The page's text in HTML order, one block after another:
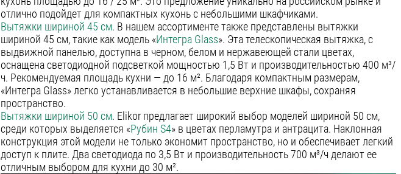
отлично подойдет для компактных кухонь с небольшими шкафчиками.
Вытяжки шириной 45 см. В нашем ассортименте также представлены вытяжки
шириной 45 см, такие как модель «Интегра Glass». Эта телескопическая вытяжка, с
выдвижной панелью, доступна в черном, белом и нержавеющей стали цветах,
оснащена светодиодной подсветкой мощностью 1,5 Вт и производительностью 400 м³/
ч. Рекомендуемая площадь кухни — до 16 м². Благодаря компактным размерам,
«Интегра Glass» легко устанавливается в небольшие верхние шкафы, сохраняя
пространство.
Вытяжки шириной 50 см. Elikor предлагает широкий выбор моделей шириной 50 см,
среди которых выделяется «Рубин S4» в цветах перламутра и антрацита. Наклонная
конструкция этой модели не только экономит пространство, но и обеспечивает легкий
доступ к плите. Два светодиода по 3,5 Вт и производительность 700 м³/ч делают ее
отличным выбором для кухни до 30 м².